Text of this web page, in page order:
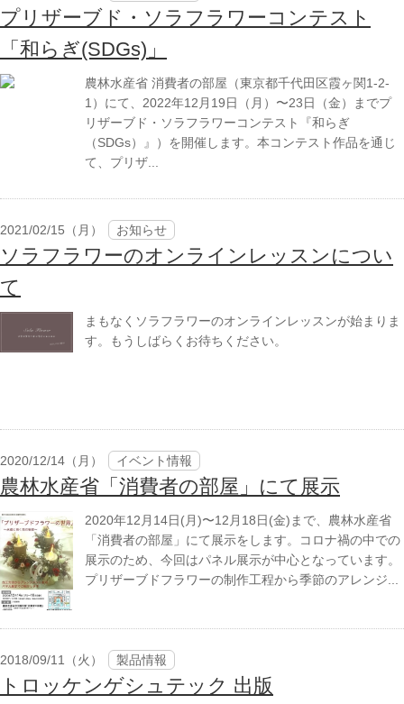
プリザーブド・ソラフラワーコンテスト
「和らぎ(SDGs)」
農林水産省 消費者の部屋（東京都千代田区霞ヶ関1-2-
1）にて、2022年12月19日（月）〜23日（金）までプ
リザーブド・ソラフラワーコンテスト『和らぎ
（SDGs）』）を開催します。本コンテスト作品を通じ
て、プリザ...
2021/02/15（月） お知らせ
ソラフラワーのオンラインレッスンについ
て
まもなくソラフラワーのオンラインレッスンが始まりま
す。もうしばらくお待ちください。
2020/12/14（月） イベント情報
農林水産省「消費者の部屋」にて展示
2020年12月14日(月)〜12月18日(金)まで、農林水産省
「消費者の部屋」にて展示をします。コロナ禍の中での
展示のため、今回はパネル展示が中心となっています。
プリザーブドフラワーの制作工程から季節のアレンジ...
2018/09/11（火） 製品情報
トロッケンゲシュテック 出版